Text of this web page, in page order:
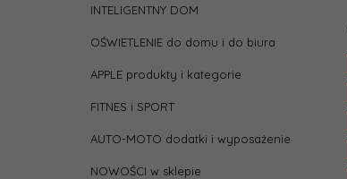
INTELIGENTNY DOM
OŚWIETLENIE do domu i do biura
APPLE produkty i kategorie
FITNES i SPORT
AUTO-MOTO dodatki i wyposażenie
NOWOŚCI w sklepie